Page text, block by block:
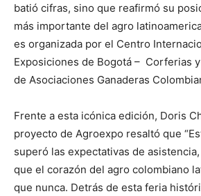
batió cifras, sino que reafirmó su
más importante del agro
es organizada por el Centro
Exposiciones de Bogotá – Corferias
de Asociaciones Ganaderas
Frente a esta icónica edición, Doris
proyecto de Agroexpo resaltó que
superó las expectativas de
que el corazón del agro colombiano
que nunca. Detrás de esta feria